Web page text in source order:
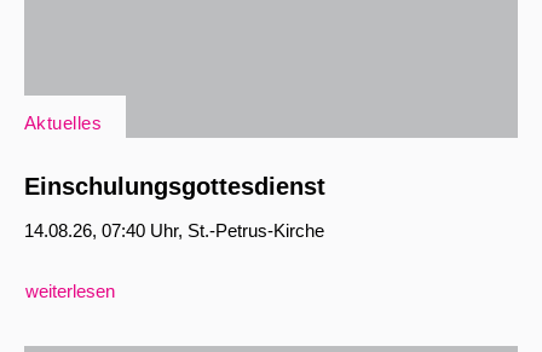
Aktuelles
Einschulungsgottesdienst
14.08.26, 07:40 Uhr, St.-Petrus-Kirche
weiterlesen